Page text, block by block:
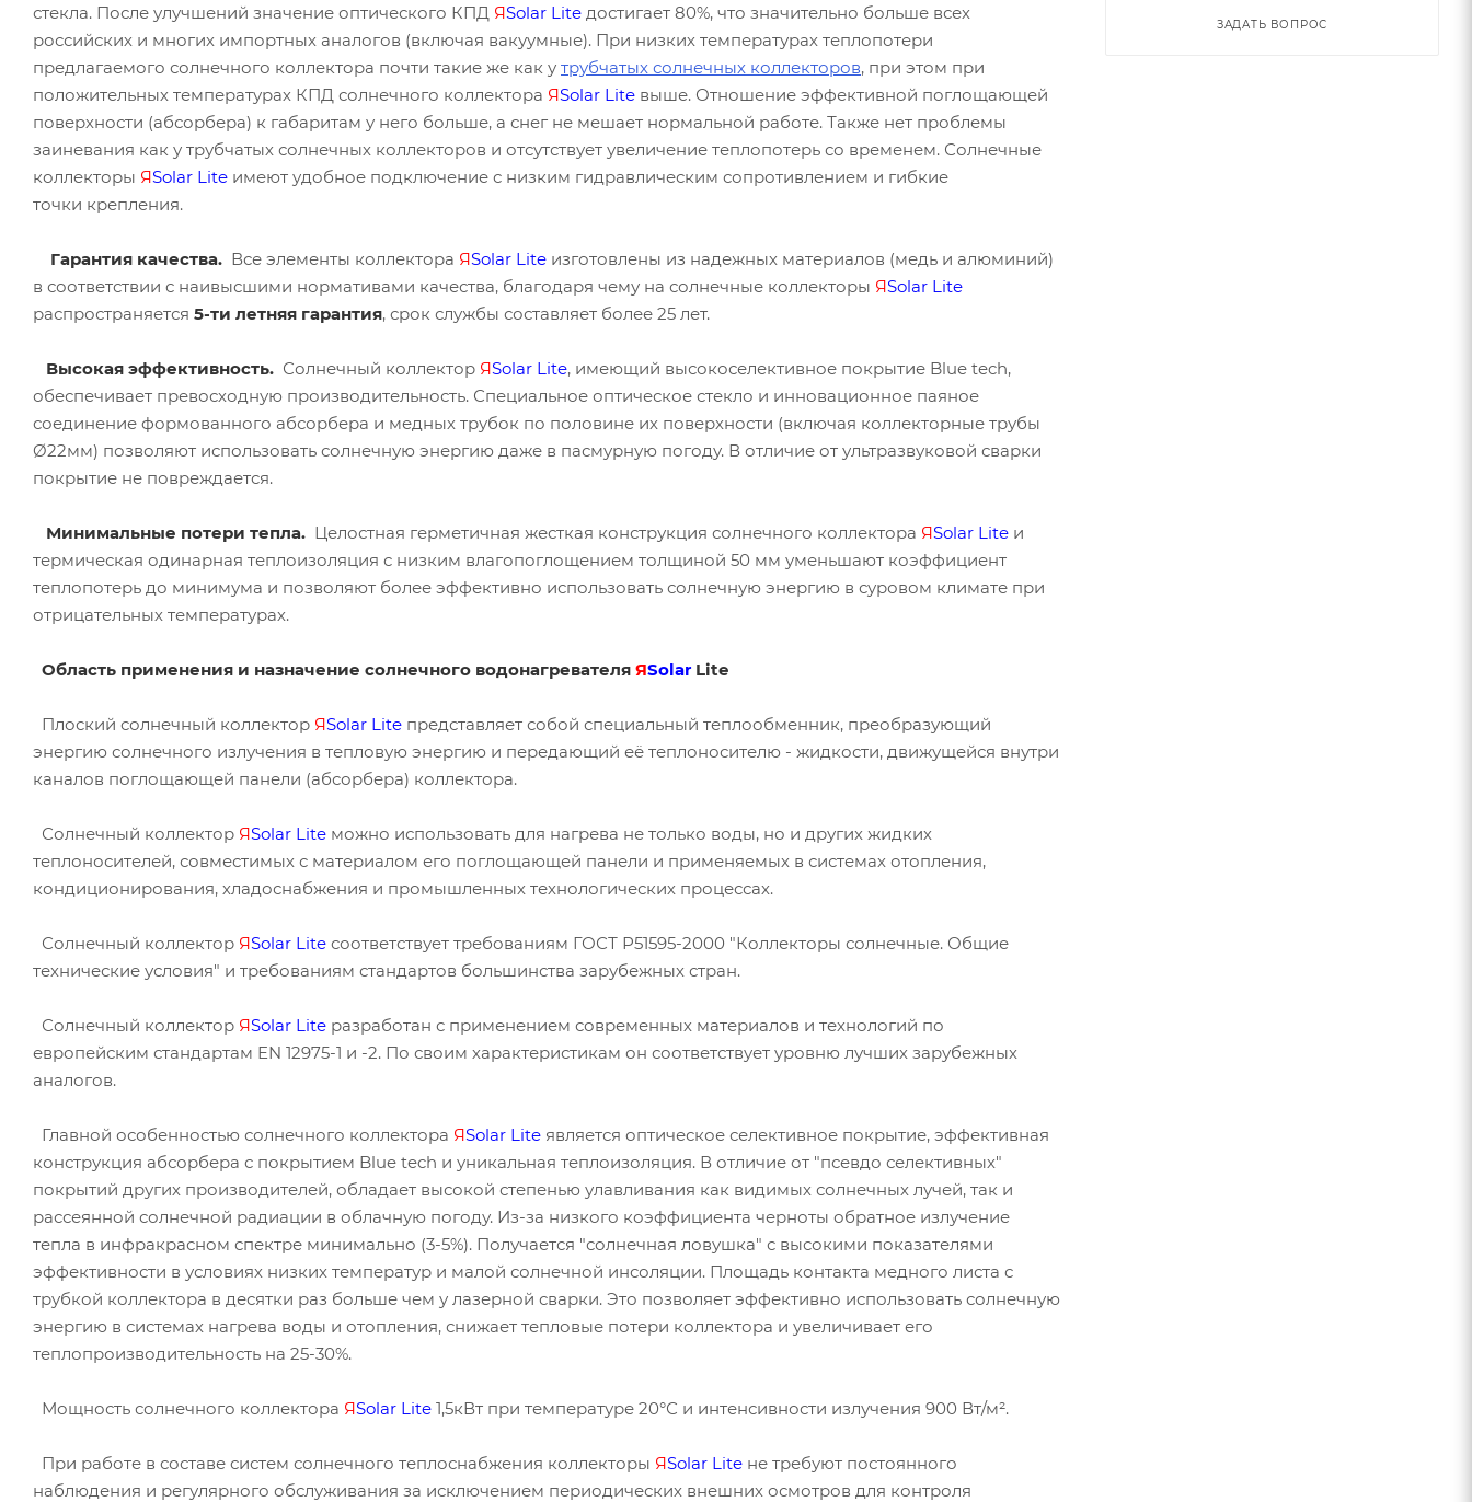
стекла. После улучшений значение оптического КПД ЯSolar Lite достигает 80%, что значительно больше всех
российских и многих импортных аналогов (включая вакуумные). При низких температурах теплопотери
предлагаемого солнечного коллектора почти такие же как у трубчатых солнечных коллекторов, при этом при
положительных температурах КПД солнечного коллектора ЯSolar Lite выше. Отношение эффективной поглощающей
поверхности (абсорбера) к габаритам у него больше, а снег не мешает нормальной работе. Также нет проблемы
заиневания как у трубчатых солнечных коллекторов и отсутствует увеличение теплопотерь со временем. Солнечные
коллекторы ЯSolar Lite имеют удобное подключение с низким гидравлическим сопротивлением и гибкие
точки крепления.
Гарантия качества. Все элементы коллектора ЯSolar Lite изготовлены из надежных материалов (медь и алюминий)
в соответствии с наивысшими нормативами качества, благодаря чему на солнечные коллекторы ЯSolar Lite
распространяется 5-ти летняя гарантия, срок службы составляет более 25 лет.
Высокая эффективность. Солнечный коллектор ЯSolar Lite, имеющий высокоселективное покрытие Blue tech,
обеспечивает превосходную производительность. Специальное оптическое стекло и инновационное паяное
соединение формованного абсорбера и медных трубок по половине их поверхности (включая коллекторные трубы
Ø22мм) позволяют использовать солнечную энергию даже в пасмурную погоду. В отличие от ультразвуковой сварки
покрытие не повреждается.
Минимальные потери тепла. Целостная герметичная жесткая конструкция солнечного коллектора ЯSolar Lite и
термическая одинарная теплоизоляция с низким влагопоглощением толщиной 50 мм уменьшают коэффициент
теплопотерь до минимума и позволяют более эффективно использовать солнечную энергию в суровом климате при
отрицательных температурах.
Область применения и назначение солнечного водонагревателя ЯSolar Lite
Плоский солнечный коллектор ЯSolar Lite представляет собой специальный теплообменник, преобразующий
энергию солнечного излучения в тепловую энергию и передающий её теплоносителю - жидкости, движущейся внутри
каналов поглощающей панели (абсорбера) коллектора.
Солнечный коллектор ЯSolar Lite можно использовать для нагрева не только воды, но и других жидких
теплоносителей, совместимых с материалом его поглощающей панели и применяемых в системах отопления,
кондиционирования, хладоснабжения и промышленных технологических процессах.
Солнечный коллектор ЯSolar Lite соответствует требованиям ГОСТ Р51595-2000 "Коллекторы солнечные. Общие
технические условия" и требованиям стандартов большинства зарубежных стран.
Солнечный коллектор ЯSolar Lite разработан с применением современных материалов и технологий по
европейским стандартам EN 12975-1 и -2. По своим характеристикам он соответствует уровню лучших зарубежных
аналогов.
Главной особенностью солнечного коллектора ЯSolar Lite является оптическое селективное покрытие, эффективная
конструкция абсорбера с покрытием Blue tech и уникальная теплоизоляция. В отличие от "псевдо селективных"
покрытий других производителей, обладает высокой степенью улавливания как видимых солнечных лучей, так и
рассеянной солнечной радиации в облачную погоду. Из-за низкого коэффициента черноты обратное излучение
тепла в инфракрасном спектре минимально (3-5%). Получается "солнечная ловушка" с высокими показателями
эффективности в условиях низких температур и малой солнечной инсоляции. Площадь контакта медного листа с
трубкой коллектора в десятки раз больше чем у лазерной сварки. Это позволяет эффективно использовать солнечную
энергию в системах нагрева воды и отопления, снижает тепловые потери коллектора и увеличивает его
теплопроизводительность на 25-30%.
Мощность солнечного коллектора ЯSolar Lite 1,5кВт при температуре 20°С и интенсивности излучения 900 Вт/м².
При работе в составе систем солнечного теплоснабжения коллекторы ЯSolar Lite не требуют постоянного
наблюдения и регулярного обслуживания за исключением периодических внешних осмотров для контроля
ЗАДАТЬ ВОПРОС